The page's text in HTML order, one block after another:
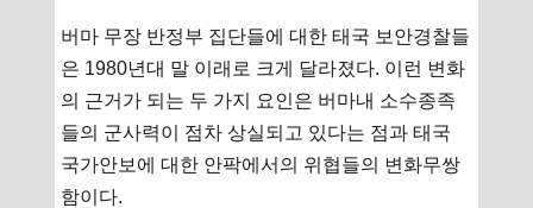
버마 무장 반정부 집단들에 대한 태국 보안경찰들
은 1980년대 말 이래로 크게 달라졌다. 이런 변화
의 근거가 되는 두 가지 요인은 버마내 소수종족
들의 군사력이 점차 상실되고 있다는 점과 태국
국가안보에 대한 안팍에서의 위협들의 변화무쌍
함이다.